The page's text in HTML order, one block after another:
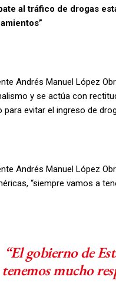
al tráfico de drogas
Andrés Manuel López
y se actúa con
para evitar el ingreso de
Andrés Manuel López
“siempre vamos a
“El gobierno de
tenemos mucho